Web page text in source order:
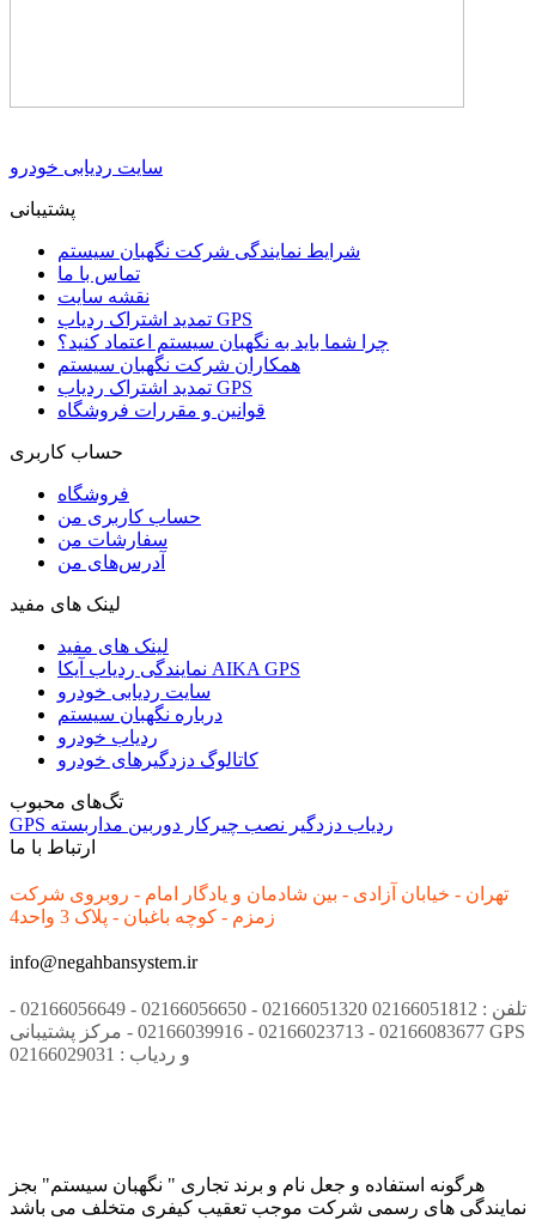
سایت ردیابی خودرو
پشتیبانی
شرایط نمایندگی شرکت نگهبان سیستم
تماس با ما
نقشه سایت
تمدید اشتراک ردیاب GPS
چرا شما باید به نگهبان سیستم اعتماد کنید؟
همکاران شرکت نگهبان سیستم
تمدید اشتراک ردیاب GPS
قوانین و مقررات فروشگاه
حساب کاربری
فروشگاه
حساب کاربری من
سفارشات من
آدرس‌های من
لینک های مفید
لینک های مفید
نمایندگی ردیاب آیکا AIKA GPS
سایت ردیابی خودرو
درباره نگهبان سیستم
ردیاب خودرو
کاتالوگ دزدگیرهای خودرو
تگ‌های محبوب
GPS
ردیاب دزدگیر نصب چیرکار دوربین مداربسته
ارتباط با ما
تهران - خیابان آزادی - بین شادمان و یادگار امام - روبروی شرکت
زمزم - کوچه باغبان - پلاک 3 واحد4
info@negahbansystem.ir
تلفن : 02166051812 02166051320 - 02166056650 - 02166056649 -
02166083677 - 02166023713 - 02166039916 - مرکز پشتیبانی GPS
و ردیاب : 02166029031
هرگونه استفاده و جعل نام و برند تجاری " نگهبان سیستم" بجز
نمایندگی های رسمی شرکت موجب تعقیب کیفری متخلف می باشد